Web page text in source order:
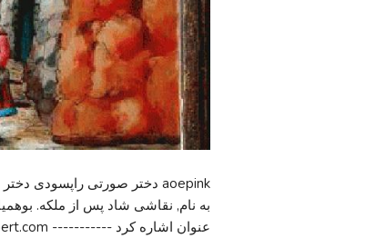
به نام, نقاشی شاد پس از ملکه.